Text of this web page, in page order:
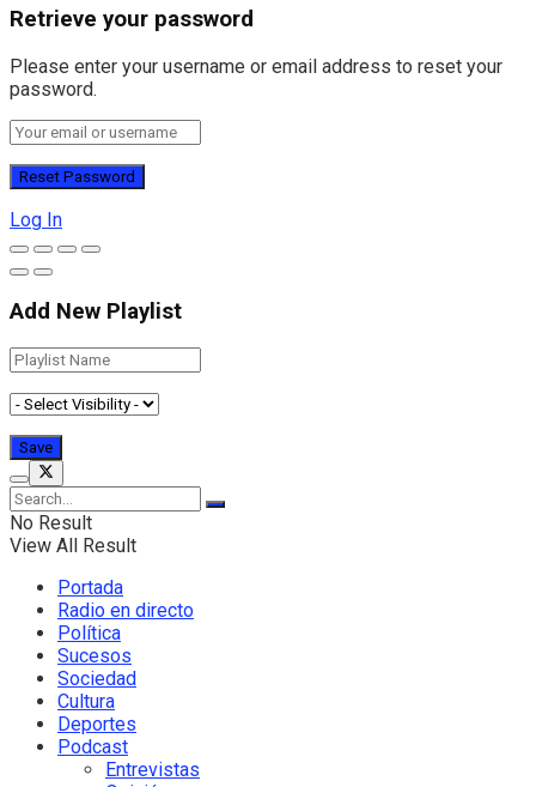
Retrieve your password
Please enter your username or email address to reset your
password.
Log In
Add New Playlist
No Result
View All Result
Portada
Radio en directo
Política
Sucesos
Sociedad
Cultura
Deportes
Podcast
Entrevistas